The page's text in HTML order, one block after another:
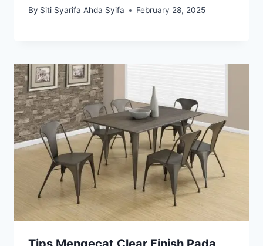
By Siti Syarifa Ahda Syifa February 28, 2025